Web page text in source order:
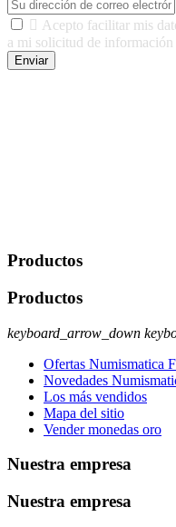
 Acepto facilitar mis
a mi solicitud de información
Enviar
Productos
Productos
keyboard_arrow_down
Ofertas Numismatica
Novedades
Los más vendidos
Mapa del sitio
Vender monedas oro
Nuestra empresa
Nuestra empresa